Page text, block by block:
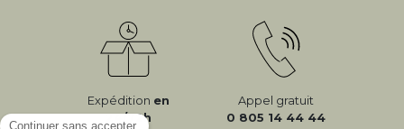
Expédition en
24/72h
Appel gratuit
0 805 14 44 44